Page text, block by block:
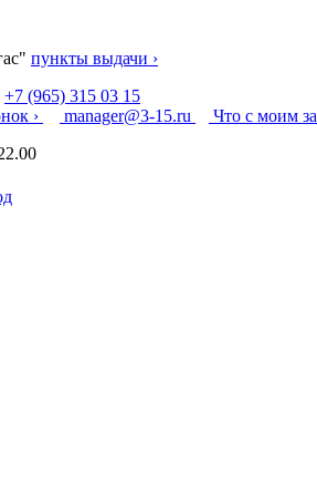
пункты выдачи ›
+7 (965) 315 03 15
›
manager@3-15.ru
Что с моим